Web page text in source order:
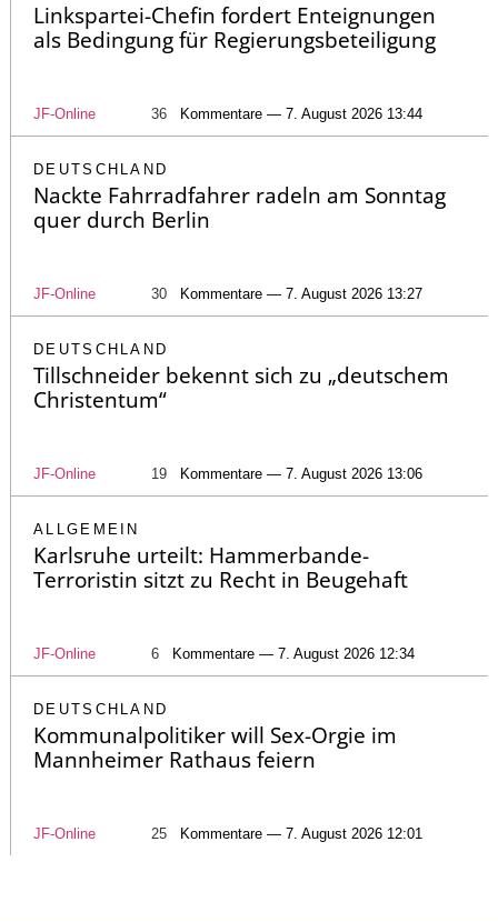
Linkspartei-Chefin fordert Enteignungen
als Bedingung für Regierungsbeteiligung
JF-Online 36 Kommentare — 7. August 2026 13:44
DEUTSCHLAND
Nackte Fahrradfahrer radeln am Sonntag
quer durch Berlin
JF-Online 30 Kommentare — 7. August 2026 13:27
DEUTSCHLAND
Tillschneider bekennt sich zu „deutschem
Christentum“
JF-Online 19 Kommentare — 7. August 2026 13:06
ALLGEMEIN
Karlsruhe urteilt: Hammerbande-
Terroristin sitzt zu Recht in Beugehaft
JF-Online 6 Kommentare — 7. August 2026 12:34
DEUTSCHLAND
Kommunalpolitiker will Sex-Orgie im
Mannheimer Rathaus feiern
JF-Online 25 Kommentare — 7. August 2026 12:01